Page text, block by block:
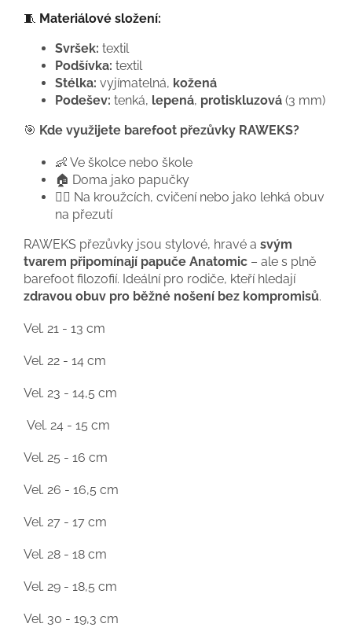
🧵 Materiálové složení:
Svršek: textil
Podšívka: textil
Stélka: vyjímatelná, kožená
Podešev: tenká, lepená, protiskluzová (3 mm)
🎯 Kde využijete barefoot přezůvky RAWEKS?
👶 Ve školce nebo škole
🏠 Doma jako papučky
🧘‍♀️ Na kroužcích, cvičení nebo jako lehká obuv
na přezutí
RAWEKS přezůvky jsou stylové, hravé a svým
tvarem připomínají papuče Anatomic – ale s plně
barefoot filozofií. Ideální pro rodiče, kteří hledají
zdravou obuv pro běžné nošení bez kompromisů.
Vel. 21 - 13 cm
Vel. 22 - 14 cm
Vel. 23 - 14,5 cm
Vel. 24 - 15 cm
Vel. 25 - 16 cm
Vel. 26 - 16,5 cm
Vel. 27 - 17 cm
Vel. 28 - 18 cm
Vel. 29 - 18,5 cm
Vel. 30 - 19,3 cm